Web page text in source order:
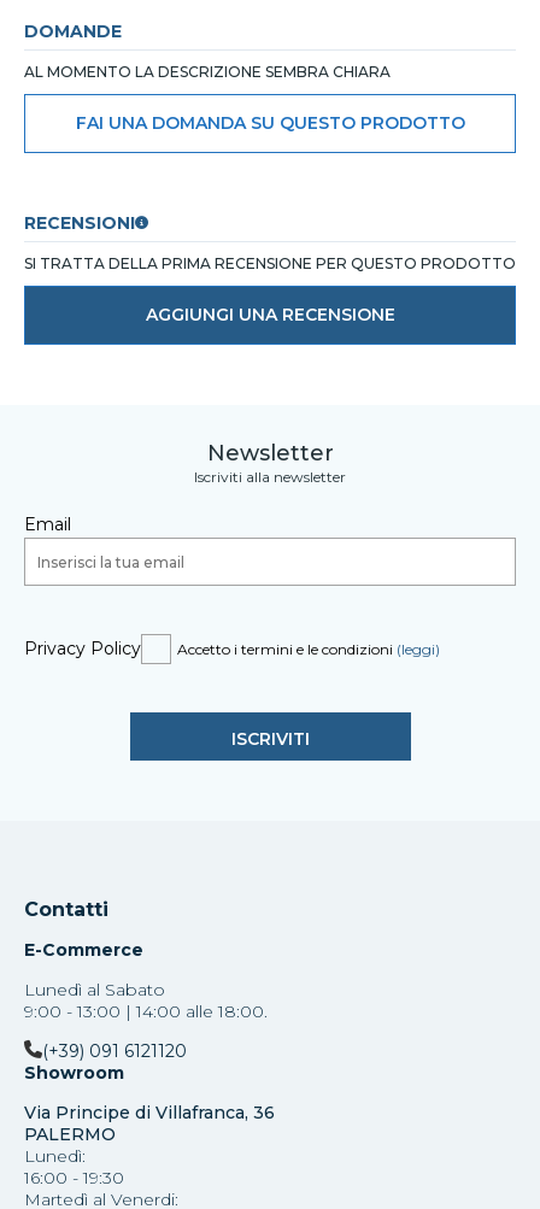
DOMANDE
AL MOMENTO LA DESCRIZIONE SEMBRA CHIARA
FAI UNA DOMANDA SU QUESTO PRODOTTO
RECENSIONI
SI TRATTA DELLA PRIMA RECENSIONE PER QUESTO PRODOTTO
AGGIUNGI UNA RECENSIONE
Newsletter
Iscriviti alla newsletter
Email
Privacy Policy Accetto i termini e le condizioni (leggi)
Contatti
E-Commerce
Lunedì al Sabato
9:00 - 13:00 | 14:00 alle 18:00.
(+39) 091 6121120
Showroom
Via Principe di Villafranca, 36
PALERMO
Lunedì:
16:00 - 19:30
Martedì al Venerdi: